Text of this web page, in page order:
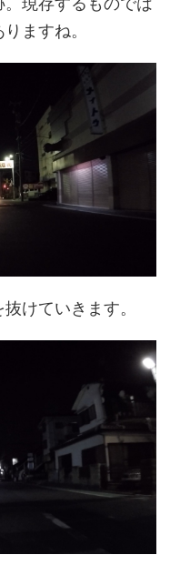
ますね。
けていきます。